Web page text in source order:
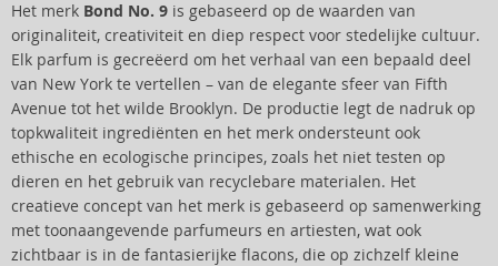
Het merk Bond No. 9 is gebaseerd op de waarden van
originaliteit, creativiteit en diep respect voor stedelijke cultuur.
Elk parfum is gecreëerd om het verhaal van een bepaald deel
van New York te vertellen – van de elegante sfeer van Fifth
Avenue tot het wilde Brooklyn. De productie legt de nadruk op
topkwaliteit ingrediënten en het merk ondersteunt ook
ethische en ecologische principes, zoals het niet testen op
dieren en het gebruik van recyclebare materialen. Het
creatieve concept van het merk is gebaseerd op samenwerking
met toonaangevende parfumeurs en artiesten, wat ook
zichtbaar is in de fantasierijke flacons, die op zichzelf kleine